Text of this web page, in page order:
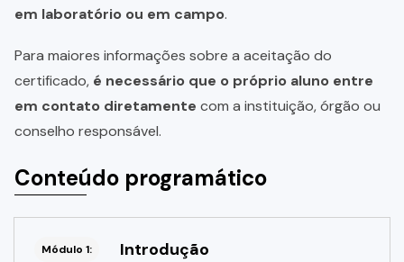
em laboratório ou em campo.
Para maiores informações sobre a aceitação do
certificado, é necessário que o próprio aluno entre
em contato diretamente com a instituição, órgão ou
conselho responsável.
Conteúdo programático
Módulo 1: Introdução